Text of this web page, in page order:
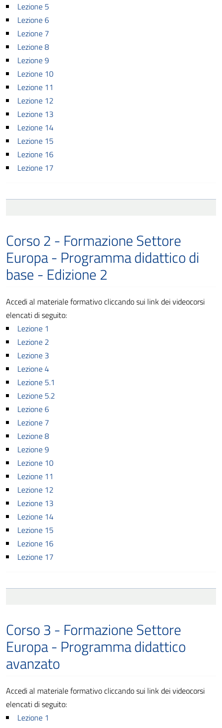
Lezione 5
Lezione 6
Lezione 7
Lezione 8
Lezione 9
Lezione 10
Lezione 11
Lezione 12
Lezione 13
Lezione 14
Lezione 15
Lezione 16
Lezione 17
Corso 2 - Formazione Settore
Europa - Programma didattico di
base - Edizione 2
Accedi al materiale formativo cliccando sui link dei videocorsi
elencati di seguito:
Lezione 1
Lezione 2
Lezione 3
Lezione 4
Lezione 5.1
Lezione 5.2
Lezione 6
Lezione 7
Lezione 8
Lezione 9
Lezione 10
Lezione 11
Lezione 12
Lezione 13
Lezione 14
Lezione 15
Lezione 16
Lezione 17
Corso 3 - Formazione Settore
Europa - Programma didattico
avanzato
Accedi al materiale formativo cliccando sui link dei videocorsi
elencati di seguito:
Lezione 1